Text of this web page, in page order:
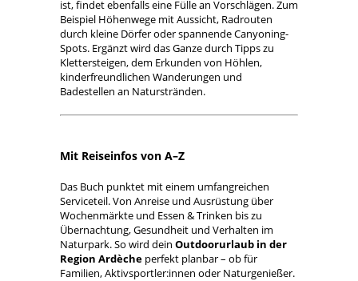
ist, findet ebenfalls eine Fülle an Vorschlägen. Zum
Beispiel Höhenwege mit Aussicht, Radrouten
durch kleine Dörfer oder spannende Canyoning-
Spots. Ergänzt wird das Ganze durch Tipps zu
Klettersteigen, dem Erkunden von Höhlen,
kinderfreundlichen Wanderungen und
Badestellen an Naturstränden.
Mit Reiseinfos von A–Z
Das Buch punktet mit einem umfangreichen
Serviceteil. Von Anreise und Ausrüstung über
Wochenmärkte und Essen & Trinken bis zu
Übernachtung, Gesundheit und Verhalten im
Naturpark. So wird dein Outdoorurlaub in der
Region Ardèche perfekt planbar – ob für
Familien, Aktivsportler:innen oder Naturgenießer.